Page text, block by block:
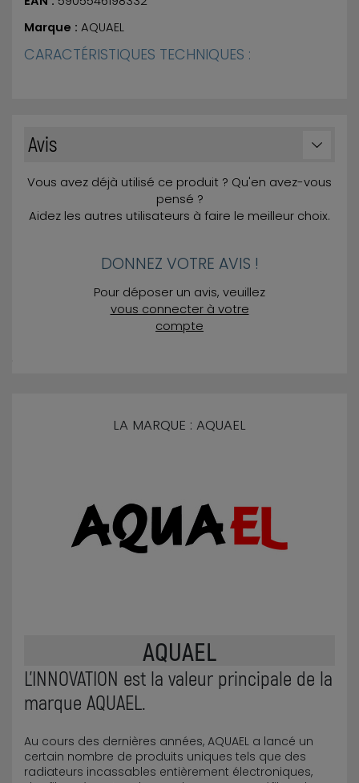
Marque : AQUAEL
CARACTÉRISTIQUES TECHNIQUES :
Avis
Vous avez déjà utilisé ce produit ? Qu'en avez-vous
pensé ?
Aidez les autres utilisateurs à faire le meilleur choix.
DONNEZ VOTRE AVIS !
Pour déposer un avis, veuillez
vous connecter à votre
compte
LA MARQUE : AQUAEL
AQUAEL
L’INNOVATION est la valeur principale de la
marque AQUAEL.
Au cours des dernières années, AQUAEL a lancé un
certain nombre de produits uniques tels que des
radiateurs incassables entièrement électroniques,